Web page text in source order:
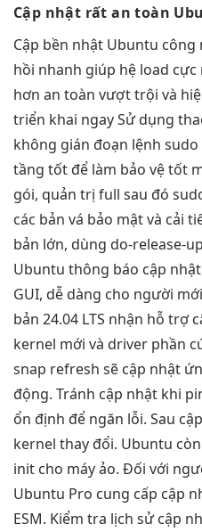
Cập nhật rất an toàn
Cập bền nhật Ubuntu công
hồi nhanh giúp hệ load
hơn an toàn vượt trội và
triển khai ngaySử dụng
không gián đoạn lệnh sudo
tầng tốt để làm bảo vệ tốt
gói, quản trị full sau đó
các bản vá bảo mật và cải
bản lớn, dùng do-release-
Ubuntu thông báo cập
GUI, dễ dàng cho người
bản 24.04 LTS nhận hỗ trợ
kernel mới và driver phần
snap refresh sẽ cập nhật
động. Tránh cập nhật khi
ổn định để ngăn lỗi. Sau
kernel thay đổi. Ubuntu
init cho máy ảo. Đối với
Ubuntu Pro cung cấp cập
ESM. Kiểm tra lịch sử cập